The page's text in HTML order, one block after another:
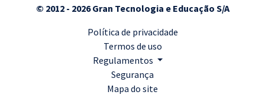
© 2012 - 2026 Gran Tecnologia e Educação S/A
Política de privacidade
Termos de uso
Regulamentos
Segurança
Mapa do site